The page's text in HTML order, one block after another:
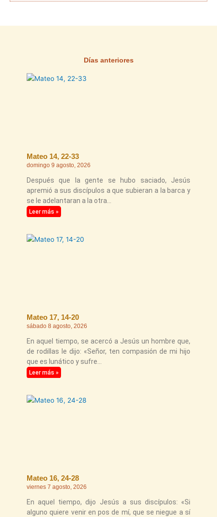
Días anteriores
Mateo 14, 22-33
domingo 9 agosto, 2026
Después que la gente se hubo saciado, Jesús
apremió a sus discípulos a que subieran a la barca y
se le adelantaran a la otra
Leer más »
Mateo 17, 14-20
sábado 8 agosto, 2026
En aquel tiempo, se acercó a Jesús un hombre que,
de rodillas le dijo: «Señor, ten compasión de mi hijo
que es lunático y sufre
Leer más »
Mateo 16, 24-28
viernes 7 agosto, 2026
En aquel tiempo, dijo Jesús a sus discípulos: «Si
alguno quiere venir en pos de mí, que se niegue a sí
Página